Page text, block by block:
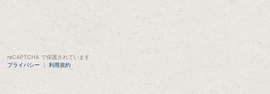
reCAPTCHA で保護されています
プライバシー ｜ 利用規約